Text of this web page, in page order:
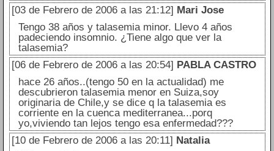
[03 de Febrero de 2006 a las 21:12] Mari Jose
Tengo 38 años y talasemia minor. Llevo 4 años
padeciendo insomnio. ¿Tiene algo que ver la
talasemia?
[06 de Febrero de 2006 a las 20:54] PABLA CASTRO
hace 26 años..(tengo 50 en la actualidad) me
descubrieron talasemia menor en Suiza,soy
originaria de Chile,y se dice q la talasemia es
corriente en la cuenca mediterranea...porq
yo,viviendo tan lejos tengo esa enfermedad???
[10 de Febrero de 2006 a las 20:11] Natalia